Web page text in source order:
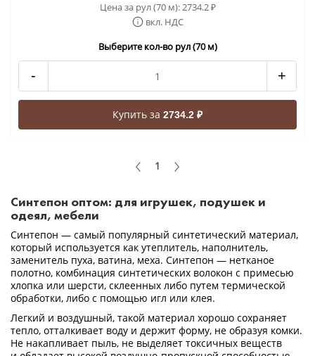
Цена за рул (70 м):2734.2₽
вкл. НДС
Выберите кол-во рул (70 м)
- +
Купить за 2734.2 ₽
1
Синтепон оптом: для игрушек, подушек и
одеял, мебели
Синтепон — самый популярный синтетический материал,
который используется как утеплитель, наполнитель,
заменитель пуха, ватина, меха. Синтепон — нетканое
полотно, комбинация синтетических волокон с примесью
хлопка или шерсти, склеенных либо путем термической
обработки, либо с помощью игл или клея.
Легкий и воздушный, такой материал хорошо сохраняет
тепло, отталкивает воду и держит форму, не образуя комки.
Не накапливает пыль, не выделяет токсичных веществ